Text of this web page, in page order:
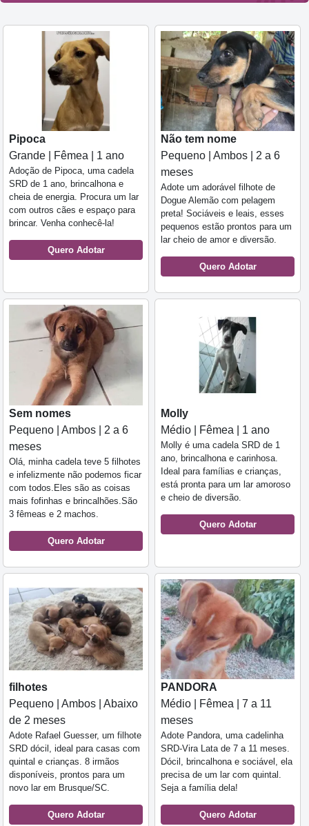
Pipoca
Grande | Fêmea | 1 ano
Adoção de Pipoca, uma cadela
SRD de 1 ano, brincalhona e
cheia de energia. Procura um lar
com outros cães e espaço para
brincar. Venha conhecê-la!
Quero Adotar
Não tem nome
Pequeno | Ambos | 2 a 6
meses
Adote um adorável filhote de
Dogue Alemão com pelagem
preta! Sociáveis e leais, esses
pequenos estão prontos para um
lar cheio de amor e diversão.
Quero Adotar
Sem nomes
Pequeno | Ambos | 2 a 6
meses
Olá, minha cadela teve 5 filhotes
e infelizmente não podemos ficar
com todos.Eles são as coisas
mais fofinhas e brincalhões.São
3 fêmeas e 2 machos.
Quero Adotar
Molly
Médio | Fêmea | 1 ano
Molly é uma cadela SRD de 1
ano, brincalhona e carinhosa.
Ideal para famílias e crianças,
está pronta para um lar amoroso
e cheio de diversão.
Quero Adotar
filhotes
Pequeno | Ambos | Abaixo
de 2 meses
Adote Rafael Guesser, um filhote
SRD dócil, ideal para casas com
quintal e crianças. 8 irmãos
disponíveis, prontos para um
novo lar em Brusque/SC.
Quero Adotar
PANDORA
Médio | Fêmea | 7 a 11
meses
Adote Pandora, uma cadelinha
SRD-Vira Lata de 7 a 11 meses.
Dócil, brincalhona e sociável, ela
precisa de um lar com quintal.
Seja a família dela!
Quero Adotar